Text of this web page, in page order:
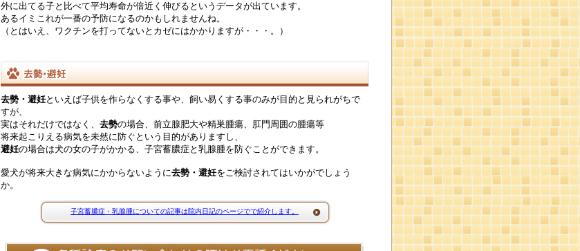
外に出てる子と比べて平均寿命が倍近く伸びるというデータが出ています。
あるイミこれが一番の予防になるのかもしれませんね。
（とはいえ、ワクチンを打ってないとカゼにはかかりますが・・・。）
去勢・避妊といえば子供を作らなくする事や、飼い易くする事のみが目的と見られがちで
すが、
実はそれだけではなく、 去勢の場合、前立腺肥大や精巣腫瘍、肛門周囲の腫瘍等
将来起こりえる病気を未然に防ぐという目的がありますし、
避妊の場合は犬の女の子がかかる、子宮蓄膿症と乳腺腫を防ぐことができます。
愛犬が将来大きな病気にかからないように去勢・避妊をご検討されてはいかがでしょう
か。
子宮蓄膿症・乳腺腫についての記事は院内日記のページでで紹介します。